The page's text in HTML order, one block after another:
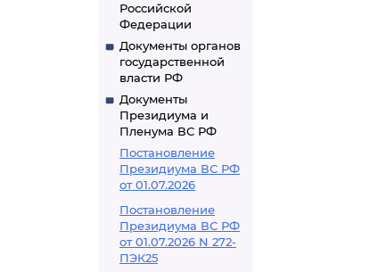
Российской
Федерации
Документы органов
государственной
власти РФ
Документы
Президиума и
Пленума ВС РФ
Постановление
Президиума ВС РФ
от 01.07.2026
Постановление
Президиума ВС РФ
от 01.07.2026 N 272-
ПЭК25